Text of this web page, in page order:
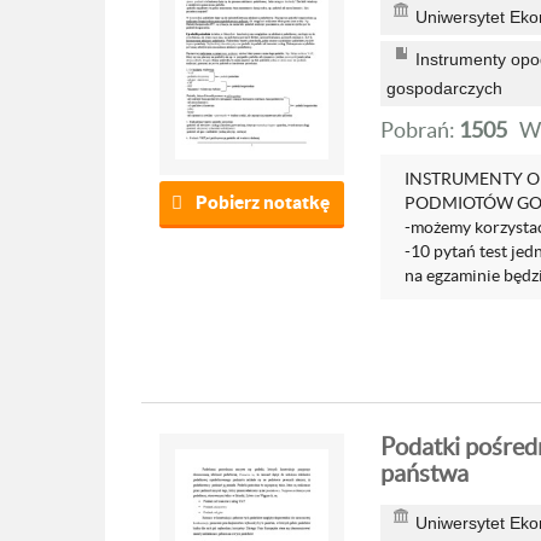
Pobierz notatkę
Uniwersytet
Instrumenty
gospodarczych
Pobrań: 1505
INSTRUMENTY
PODMIOTÓW
-możemy
-10 pytań test
na egzaminie
Podatki
państwa
Uniwersytet